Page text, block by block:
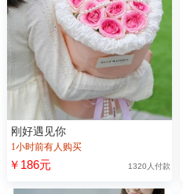
刚好遇见你
1小时前有人购买
￥186元 1320人付款